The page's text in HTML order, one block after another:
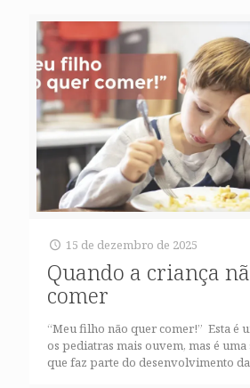
15 de dezembro de 2025
Quando a criança
comer
“Meu filho não quer comer!” Esta é
os pediatras mais ouvem, mas é
que faz parte do desenvolvimento da